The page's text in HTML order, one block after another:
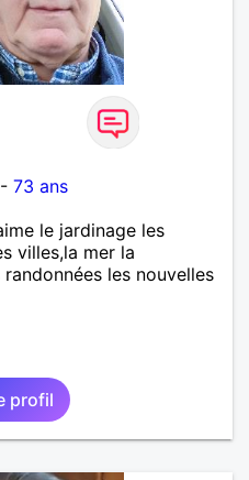
- 73 ans
le jardinage les
villes,la mer la
les nouvelles
profil